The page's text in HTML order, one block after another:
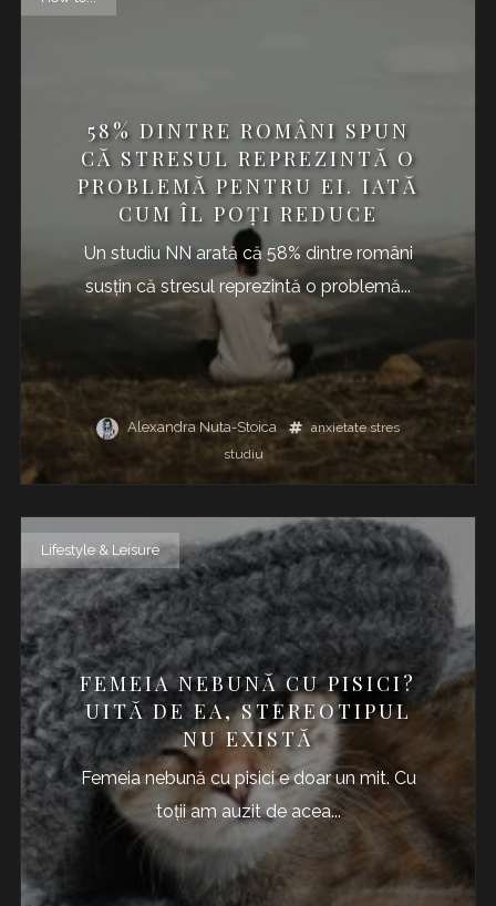
58% DINTRE ROMÂNI SPUN
CĂ STRESUL REPREZINTĂ O
PROBLEMĂ PENTRU EI. IATĂ
CUM ÎL POŢI REDUCE
Un studiu NN arată că 58% dintre români
susţin că stresul reprezintă o problemă...
Alexandra Nuta-Stoica anxietate stres
studiu
Lifestyle & Leisure
FEMEIA NEBUNĂ CU PISICI?
UITĂ DE EA, STEREOTIPUL
NU EXISTĂ
Femeia nebună cu pisici e doar un mit. Cu
toții am auzit de acea...